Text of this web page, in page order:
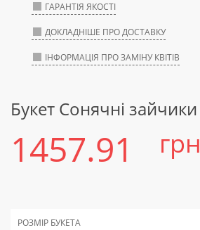
ГАРАНТІЯ ЯКОСТІ
ДОКЛАДНІШЕ ПРО ДОСТАВКУ
ІНФОРМАЦІЯ ПРО ЗАМІНУ КВІТІВ
Букет Сонячні зайчики
1457.91 грн
РОЗМІР БУКЕТА